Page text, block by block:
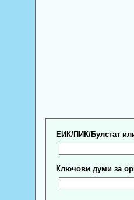
ЕИК/ПИК/Булстат
Ключови думи за